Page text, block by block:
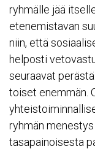
ryhmälle jää
etenemistavan
niin, että
helposti
seuraavat
toiset enemmän.
ryhmän
tasapainoisesta